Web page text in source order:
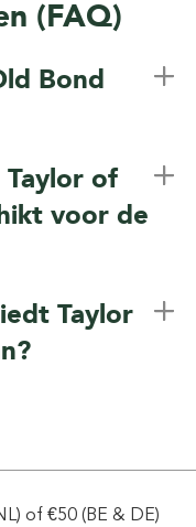
(FAQ)
Bond
of
voor de
Taylor
of €50 (BE & DE)